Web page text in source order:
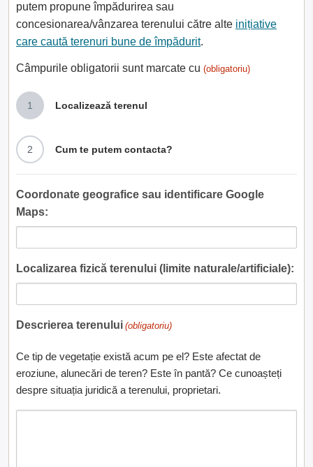
putem propune împădurirea sau
concesionarea/vânzarea terenului către alte inițiative
care caută terenuri bune de împădurit.
Câmpurile obligatorii sunt marcate cu (obligatoriu)
1 Localizează terenul
2 Cum te putem contacta?
Coordonate geografice sau identificare Google
Maps:
Localizarea fizică terenului (limite naturale/artificiale):
Descrierea terenului (obligatoriu)
Ce tip de vegetație există acum pe el? Este afectat de
eroziune, alunecări de teren? Este în pantă? Ce cunoașteți
despre situația juridică a terenului, proprietari.